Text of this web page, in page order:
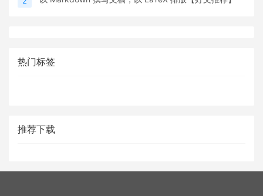
热门标签
推荐下载